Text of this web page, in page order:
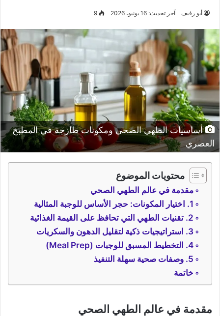
أبو رفيف آخر تحديث: 16 يونيو، 2026 9
أساسيات الطهي الصحي ومكونات طازجة في المطبخ
العصري
محتويات الموضوع
مقدمة في عالم الطهي الصحي
1. اختيار المكونات: حجر الأساس للوجبة المثالية
2. تقنيات الطهي التي تحافظ على القيمة الغذائية
3. استراتيجيات ذكية لتقليل الدهون والسكريات
4. التخطيط المسبق للوجبات (Meal Prep)
5. وصفات صحية سهلة التنفيذ
خاتمة
مقدمة في عالم الطهي الصحي